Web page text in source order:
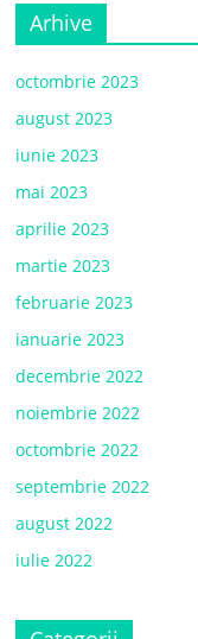
Arhive
octombrie 2023
august 2023
iunie 2023
mai 2023
aprilie 2023
martie 2023
februarie 2023
ianuarie 2023
decembrie 2022
noiembrie 2022
octombrie 2022
septembrie 2022
august 2022
iulie 2022